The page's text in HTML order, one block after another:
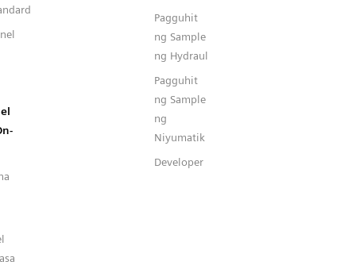
Pagguhit
ng Sample
ng Hydraul
Pagguhit
ng Sample
ng
Niyumatik
Developer